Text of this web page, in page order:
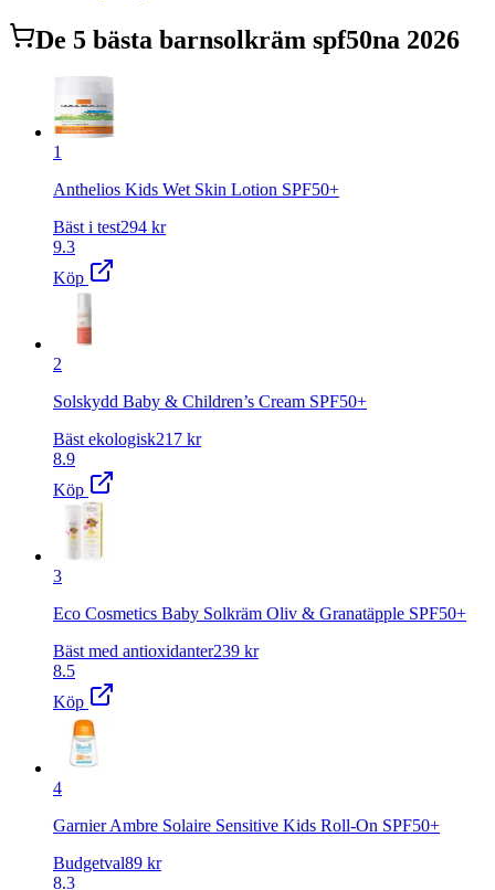
De 5 bästa barnsolkräm spf50na 2026
1
Anthelios Kids Wet Skin Lotion SPF50+
Bäst i test294 kr
9.3
Köp
2
Solskydd Baby & Children’s Cream SPF50+
Bäst ekologisk217 kr
8.9
Köp
3
Eco Cosmetics Baby Solkräm Oliv & Granatäpple SPF50+
Bäst med antioxidanter239 kr
8.5
Köp
4
Garnier Ambre Solaire Sensitive Kids Roll-On SPF50+
Budgetval89 kr
8.3